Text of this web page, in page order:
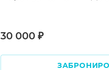
30 000 ₽